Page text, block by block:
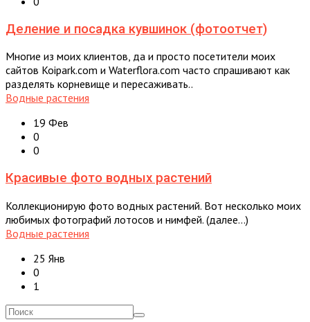
Деление и посадка кувшинок (фотоотчет)
Многие из моих клиентов, да и просто посетители моих
сайтов Koipark.com и Waterflora.com часто спрашивают как
разделять корневище и пересаживать..
Водные растения
19 Фев
0
0
Красивые фото водных растений
Коллекционирую фото водных растений. Вот несколько моих
любимых фотографий лотосов и нимфей. (далее…)
Водные растения
25 Янв
0
1